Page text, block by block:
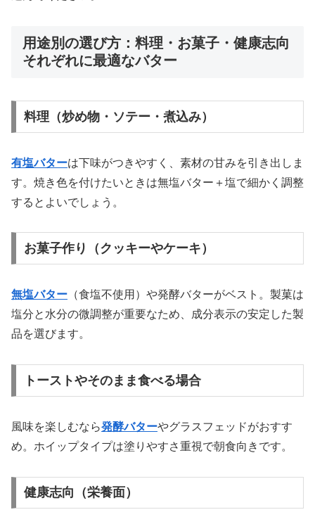
用途別の選び方：料理・お菓子・健康志向
それぞれに最適なバター
料理（炒め物・ソテー・煮込み）
有塩バターは下味がつきやすく、素材の甘みを引き出しま
す。焼き色を付けたいときは無塩バター＋塩で細かく調整
するとよいでしょう。
お菓子作り（クッキーやケーキ）
無塩バター （食塩不使用）や発酵バターがベスト。製菓は
塩分と水分の微調整が重要なため、成分表示の安定した製
品を選びます。
トーストやそのまま食べる場合
風味を楽しむなら発酵バターやグラスフェッドがおすす
め。ホイップタイプは塗りやすさ重視で朝食向きです。
健康志向（栄養面）